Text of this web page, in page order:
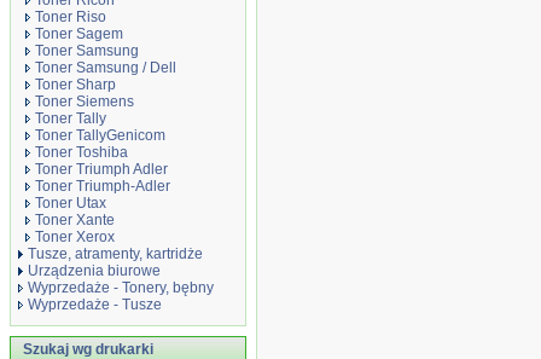
Toner Riso
Toner Sagem
Toner Samsung
Toner Samsung / Dell
Toner Sharp
Toner Siemens
Toner Tally
Toner TallyGenicom
Toner Toshiba
Toner Triumph Adler
Toner Triumph-Adler
Toner Utax
Toner Xante
Toner Xerox
Tusze, atramenty, kartridże
Urządzenia biurowe
Wyprzedaże - Tonery, bębny
Wyprzedaże - Tusze
Szukaj wg drukarki